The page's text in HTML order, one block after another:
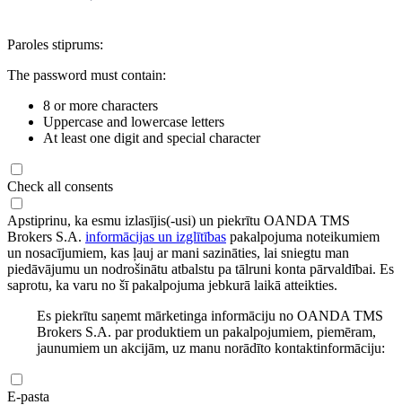
Paroles stiprums:
The password must contain:
8 or more characters
Uppercase and lowercase letters
At least one digit and special character
Check all consents
Apstiprinu, ka esmu izlasījis(-usi) un piekrītu OANDA TMS
Brokers S.A. informācijas un izglītības pakalpojuma noteikumiem
un nosacījumiem, kas ļauj ar mani sazināties, lai sniegtu man
piedāvājumu un nodrošinātu atbalstu pa tālruni konta pārvaldībai. Es
saprotu, ka varu no šī pakalpojuma jebkurā laikā atteikties.
Es piekrītu saņemt mārketinga informāciju no OANDA TMS
Brokers S.A. par produktiem un pakalpojumiem, piemēram,
jaunumiem un akcijām, uz manu norādīto kontaktinformāciju:
E-pasta